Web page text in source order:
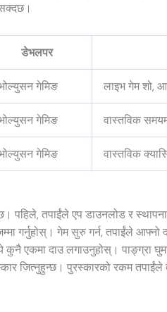
डेभलपर
गेमिङ लाइभ गेम शो,
गेमिङ वास्तविक
गेमिङ वास्तविक
तपाईंले एप डाउनलोड र स्थापना
गर्नुहोस्। गेम सुरु गर्न, तपाईंले आफ्नो
कुनै एकमा दाउ लगाउनुहोस्। पाङ्ग्रा
जित्नुहुन्छ। पुरस्कारको रकम